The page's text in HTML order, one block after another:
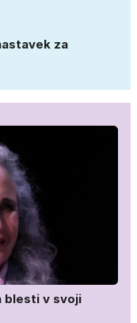
za
blesti v svoji